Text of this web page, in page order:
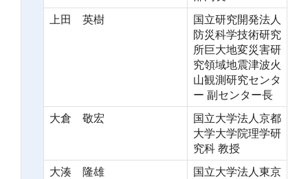
上田 英樹
国立研究開発法人
防災科学技術研究
所巨大地変災害研
究領域地震津波火
山観測研究センタ
ー 副センター長
大倉 敬宏
国立大学法人京都
大学大学院理学研
究科 教授
大湊 隆雄
国立大学法人東京